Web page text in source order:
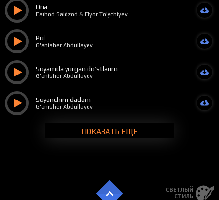
Ona
Farhod Saidzod & Elyor To'ychiyev
Pul
G'anisher Abdullayev
Soyamda yurgan do’stlarim
G'anisher Abdullayev
Suyanchim dadam
G'anisher Abdullayev
ПОКАЗАТЬ ЕЩЁ
СВЕТЛЫЙ
СТИЛЬ